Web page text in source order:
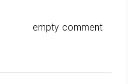
empty comment